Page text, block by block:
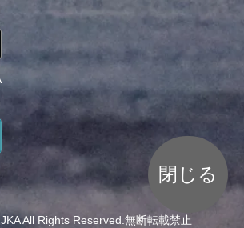
JKAAll Rights Reserved.無断転載禁止
閉じる